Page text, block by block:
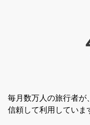
毎月数万人の旅行者
信頼して利用していま